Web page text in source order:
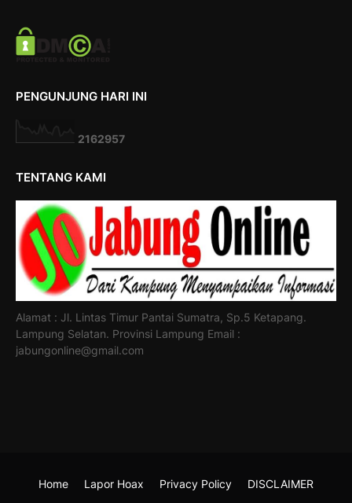
PENGUNJUNG HARI INI
2162957
TENTANG KAMI
Alamat : Jl. Lintas Timur Pantai Sumatra, Sp.5 Ketapang.
Lampung Selatan. Provinsi Lampung Email :
jabungonline@gmail.com
Home Lapor Hoax Privacy Policy DISCLAIMER